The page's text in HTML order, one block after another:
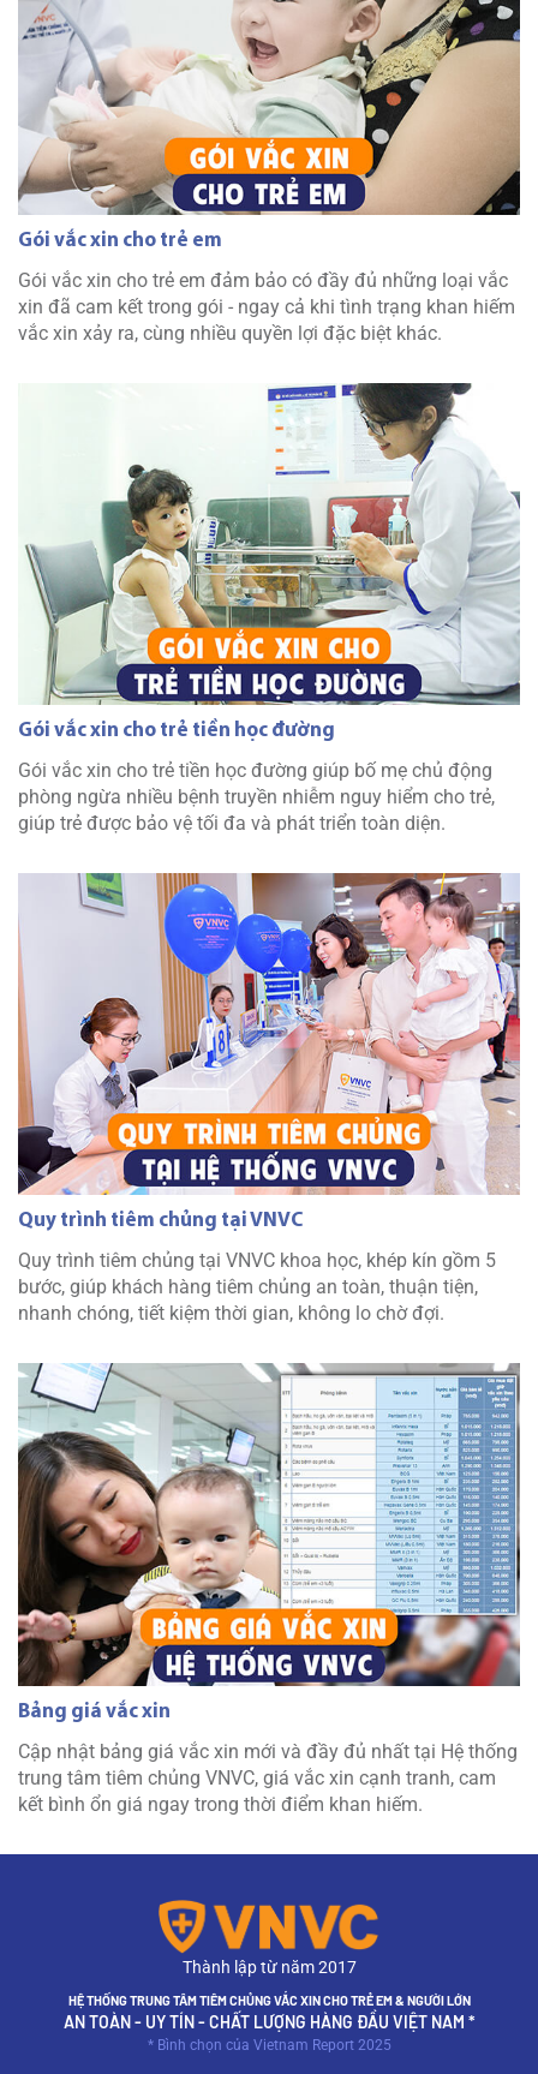
Gói vắc xin cho trẻ em
Gói vắc xin cho trẻ em đảm bảo có đầy đủ những loại vắc
xin đã cam kết trong gói - ngay cả khi tình trạng khan hiếm
vắc xin xảy ra, cùng nhiều quyền lợi đặc biệt khác.
Gói vắc xin cho trẻ tiền học đường
Gói vắc xin cho trẻ tiền học đường giúp bố mẹ chủ động
phòng ngừa nhiều bệnh truyền nhiễm nguy hiểm cho trẻ,
giúp trẻ được bảo vệ tối đa và phát triển toàn diện.
Quy trình tiêm chủng tại VNVC
Quy trình tiêm chủng tại VNVC khoa học, khép kín gồm 5
bước, giúp khách hàng tiêm chủng an toàn, thuận tiện,
nhanh chóng, tiết kiệm thời gian, không lo chờ đợi.
Bảng giá vắc xin
Cập nhật bảng giá vắc xin mới và đầy đủ nhất tại Hệ thống
trung tâm tiêm chủng VNVC, giá vắc xin cạnh tranh, cam
kết bình ổn giá ngay trong thời điểm khan hiếm.
Thành lập từ năm 2017
HỆ THỐNG TRUNG TÂM TIÊM CHỦNG VẮC XIN CHO TRẺ EM & NGƯỜI LỚN
AN TOÀN - UY TÍN - CHẤT LƯỢNG HÀNG ĐẦU VIỆT NAM *
* Bình chọn của Vietnam Report 2025